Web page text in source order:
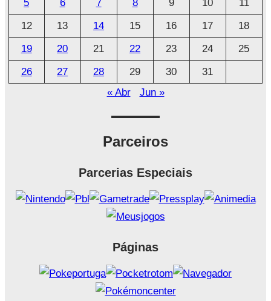
v
o
5
6 7 8 9 10
11
12
13 14 15 16 17
18
19
20 21 22 23 24
25
26
27 28 29 30
31
« Abr
Jun »
Parceiros
Parcerias Especiais
Páginas